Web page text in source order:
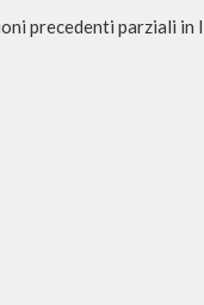
precedenti parziali in